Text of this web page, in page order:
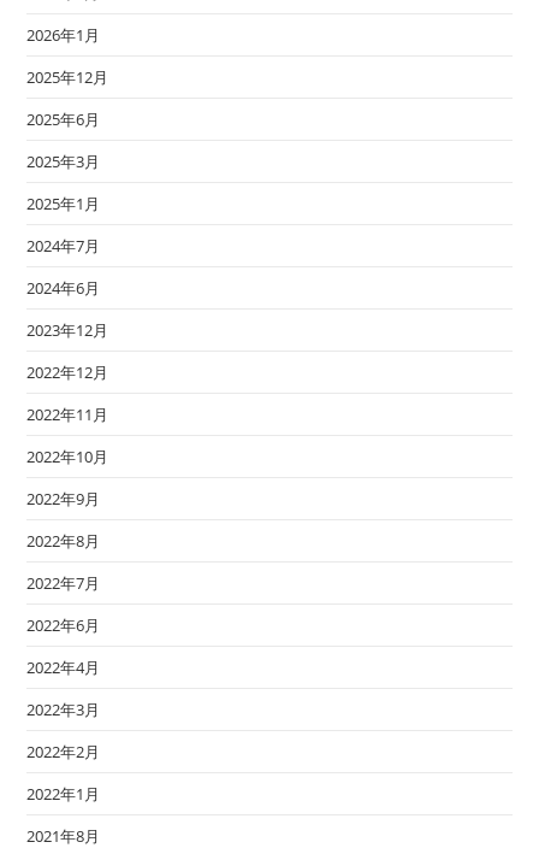
2026年1月
2025年12月
2025年6月
2025年3月
2025年1月
2024年7月
2024年6月
2023年12月
2022年12月
2022年11月
2022年10月
2022年9月
2022年8月
2022年7月
2022年6月
2022年4月
2022年3月
2022年2月
2022年1月
2021年8月